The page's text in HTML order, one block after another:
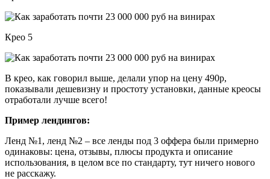
Крео 5
В крео, как говорил выше, делали упор на цену 490р,
показывали дешевизну и простоту установки, данные креосы
отработали лучше всего!
Пример лендингов:
Ленд №1, ленд №2 – все ленды под 3 оффера были примерно
одинаковы: цена, отзывы, плюсы продукта и описание
использования, в целом все по стандарту, тут ничего нового
не расскажу.